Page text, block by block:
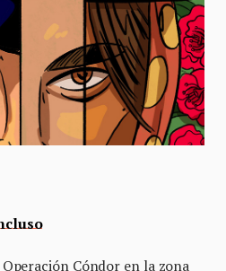
Cóndor en la zona